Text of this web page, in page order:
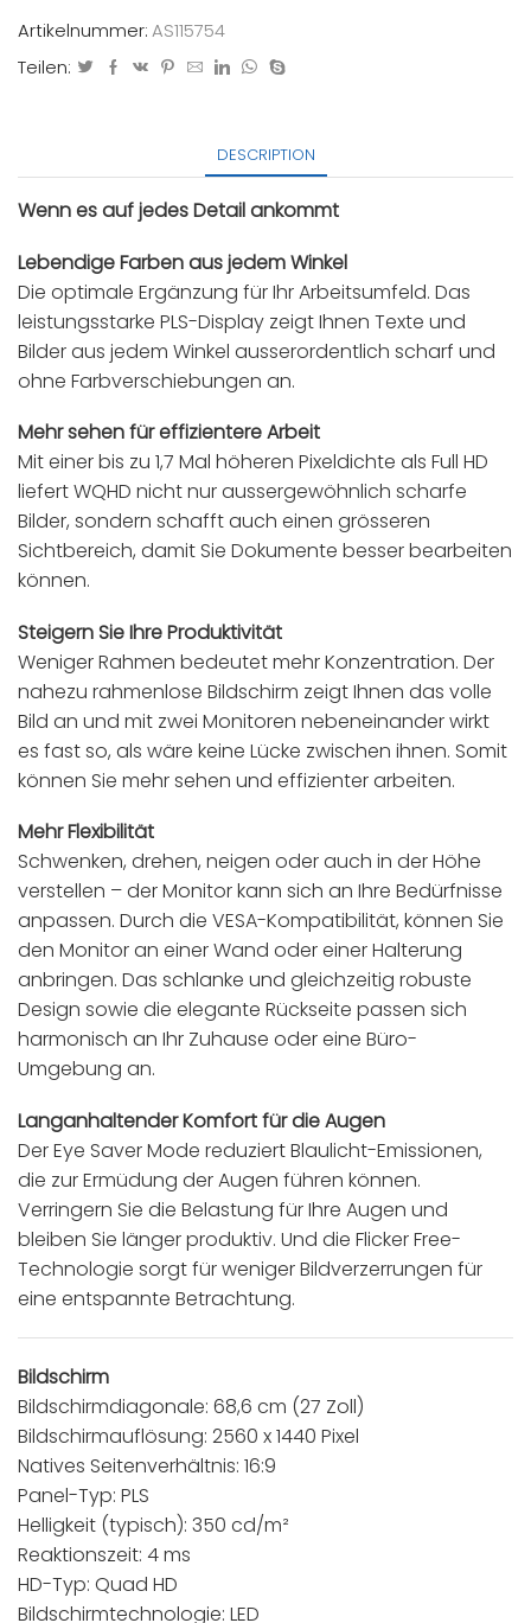
Artikelnummer:AS115754
Teilen:
DESCRIPTION
Wenn es auf jedes Detail ankommt
Lebendige Farben aus jedem Winkel
Die optimale Ergänzung für Ihr Arbeitsumfeld. Das
leistungsstarke PLS-Display zeigt Ihnen Texte und
Bilder aus jedem Winkel ausserordentlich scharf und
ohne Farbverschiebungen an.
Mehr sehen für effizientere Arbeit
Mit einer bis zu 1,7 Mal höheren Pixeldichte als Full HD
liefert WQHD nicht nur aussergewöhnlich scharfe
Bilder, sondern schafft auch einen grösseren
Sichtbereich, damit Sie Dokumente besser bearbeiten
können.
Steigern Sie Ihre Produktivität
Weniger Rahmen bedeutet mehr Konzentration. Der
nahezu rahmenlose Bildschirm zeigt Ihnen das volle
Bild an und mit zwei Monitoren nebeneinander wirkt
es fast so, als wäre keine Lücke zwischen ihnen. Somit
können Sie mehr sehen und effizienter arbeiten.
Mehr Flexibilität
Schwenken, drehen, neigen oder auch in der Höhe
verstellen – der Monitor kann sich an Ihre Bedürfnisse
anpassen. Durch die VESA-Kompatibilität, können Sie
den Monitor an einer Wand oder einer Halterung
anbringen. Das schlanke und gleichzeitig robuste
Design sowie die elegante Rückseite passen sich
harmonisch an Ihr Zuhause oder eine Büro-
Umgebung an.
Langanhaltender Komfort für die Augen
Der Eye Saver Mode reduziert Blaulicht-Emissionen,
die zur Ermüdung der Augen führen können.
Verringern Sie die Belastung für Ihre Augen und
bleiben Sie länger produktiv. Und die Flicker Free-
Technologie sorgt für weniger Bildverzerrungen für
eine entspannte Betrachtung.
Bildschirm
Bildschirmdiagonale: 68,6 cm (27 Zoll)
Bildschirmauflösung: 2560 x 1440 Pixel
Natives Seitenverhältnis: 16:9
Panel-Typ: PLS
Helligkeit (typisch): 350 cd/m²
Reaktionszeit: 4 ms
HD-Typ: Quad HD
Bildschirmtechnologie: LED